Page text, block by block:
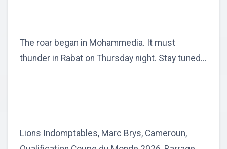
The roar began in Mohammedia. It must
thunder in Rabat on Thursday night. Stay tuned...
Lions Indomptables, Marc Brys, Cameroun,